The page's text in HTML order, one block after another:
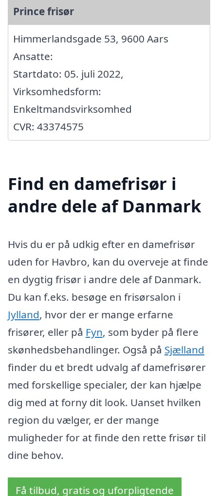
Prince frisør
Himmerlandsgade 53, 9600 Aars
Ansatte:
Startdato: 05. juli 2022,
Virksomhedsform:
Enkeltmandsvirksomhed
CVR: 43374575
Find en damefrisør i
andre dele af Danmark
Hvis du er på udkig efter en damefrisør
uden for Havbro, kan du overveje at finde
en dygtig frisør i andre dele af Danmark.
Du kan f.eks. besøge en frisørsalon i
Jylland, hvor der er mange erfarne
frisører, eller på Fyn, som byder på flere
skønhedsbehandlinger. Også på Sjælland
finder du et bredt udvalg af damefrisører
med forskellige specialer, der kan hjælpe
dig med at forny dit look. Uanset hvilken
region du vælger, er der mange
muligheder for at finde den rette frisør til
dine behov.
Få tilbud, gratis og uforpligtende